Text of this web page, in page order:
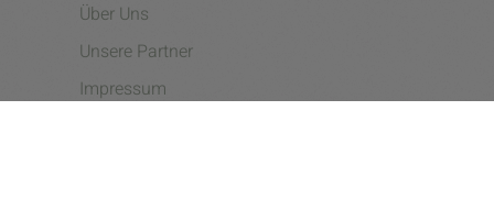
Über Uns
Unsere Partner
Impressum